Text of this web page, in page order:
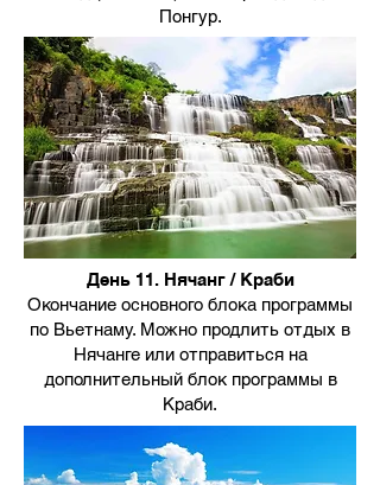
Понгур.
День 11. Нячанг / Краби
Окончание основного блока программы
по Вьетнаму. Можно продлить отдых в
Нячанге или отправиться на
дополнительный блок программы в
Краби.